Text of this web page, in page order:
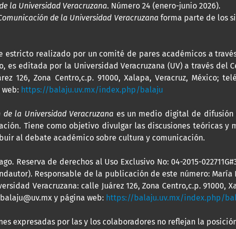
la Universidad Veracruzana. Número 24 (enero-junio 2026).
de la Universidad Veracruzanaforma parte de los
realizado por un comité de pares académicos a
editada por la Universidad Veracruzana (UV) a través del
126, Zona Centro,c.p. 91000, Xalapa, Veracruz, México;
https://balaju.uv.mx/index.php/balaju
la Universidad Veracruzana es un medio digital de difusión
Tiene como objetivo divulgar las discusiones teóricas y
al debate académico sobre cultura y comunicación.
Reserva de derechos al Uso Exclusivo No: 04-2015-
Responsable de la publicación de este número: María
Veracruzana: calle Juárez 126, Zona Centro,c.p. 91000,
y página web: https://balaju.uv.mx/index.php/
expresadas por las y los colaboradores no reflejan la